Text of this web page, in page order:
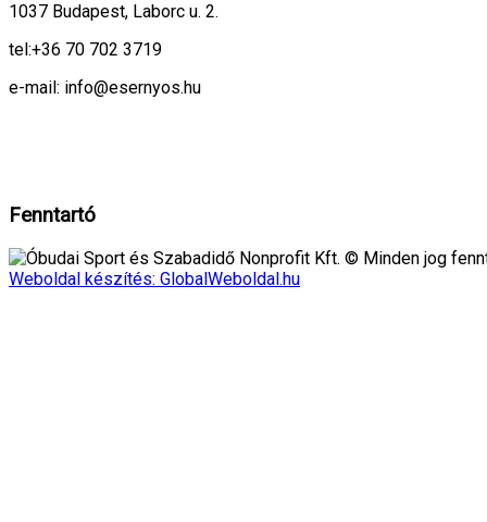
1037 Budapest, Laborc u. 2.
tel:+36 70 702 3719
e-mail: info@esernyos.hu
Fenntartó
Óbudai Sport és Szabadidő Nonprofit Kft. © Minden jog
Weboldal készítés: GlobalWeboldal.hu